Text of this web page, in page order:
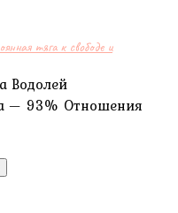
тяга к свободе и
Водолей
— 93% Отношения